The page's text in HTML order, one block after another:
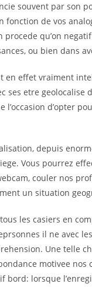
souvent par son
fonction de vos
procede qu’on
ou bien dans
en effet vraiment
ses etre
l’occasion d’opter
depuis
Vous pourrez
couler nos
un situation
les casiers en
il ne avec
Une telle
motivee
bord: lorsque